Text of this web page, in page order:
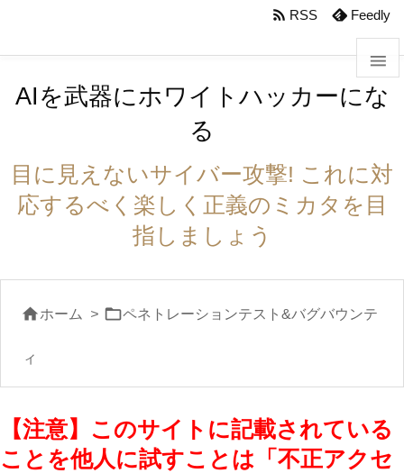



サイ


 RSS Feedly
AIを武器にホワイトハッカーにな
る
目に見えないサイバー攻撃! これに対
応するべく楽しく正義のミカタを目
指しましょう
ホーム > ペネトレーションテスト&バグバウンテ
ィ
【注意】このサイトに記載されている
ことを他人に試すことは「不正アクセ